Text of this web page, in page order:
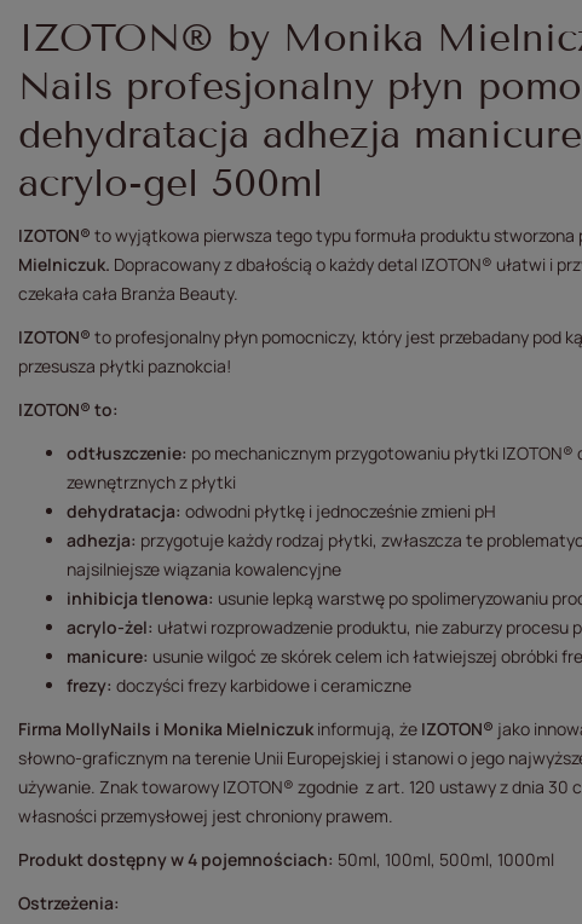
IZOTON® by Monika
Nails profesjonalny płyn
dehydratacja adhezja
acrylo-gel 500ml
IZOTON® to wyjątkowa pierwsza tego typu formuła produktu stworzona
Mielniczuk. Dopracowany z dbałością o każdy detal IZOTON® ułatwi i
czekała cała Branża Beauty.
IZOTON® to profesjonalny płyn pomocniczy, który jest przebadany pod
przesusza płytki paznokcia!
IZOTON® to:
odtłuszczenie: po mechanicznym przygotowaniu płytki IZOTON®
zewnętrznych z płytki
dehydratacja: odwodni płytkę i jednocześnie zmieni pH
adhezja: przygotuje każdy rodzaj płytki, zwłaszcza te
najsilniejsze wiązania kowalencyjne
inhibicja tlenowa: usunie lepką warstwę po spolimeryzowaniu
acrylo-żel: ułatwi rozprowadzenie produktu, nie zaburzy procesu
manicure: usunie wilgoć ze skórek celem ich łatwiejszej obróbki
frezy: doczyści frezy karbidowe i ceramiczne
Firma MollyNails i Monika Mielniczuk informują, że IZOTON® jako
słowno-graficznym na terenie Unii Europejskiej i stanowi o jego
używanie. Znak towarowy IZOTON® zgodnie z art. 120 ustawy z dnia 30
własności przemysłowej jest chroniony prawem.
Produkt dostępny w 4 pojemnościach: 50ml, 100ml, 500ml, 1000ml
Ostrzeżenia: